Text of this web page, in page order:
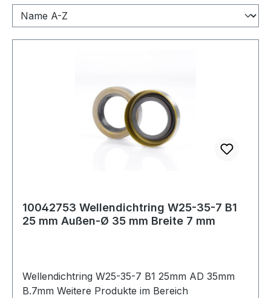
10042753 Wellendichtring W25-35-7 B1
25 mm Außen-Ø 35 mm Breite 7 mm
Wellendichtring W25-35-7 B1 25mm AD 35mm
B.7mm Weitere Produkte im Bereich